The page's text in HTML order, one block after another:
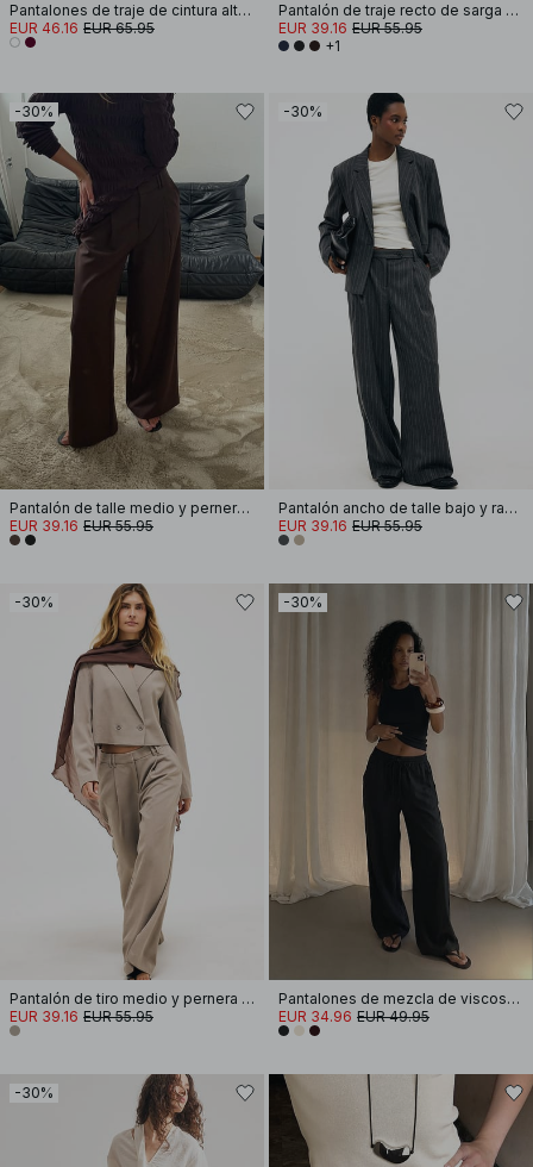
Pantalones de traje de cintura alta acampanados
EUR 46.16 EUR 65.95
Pantalón de traje recto de sarga de tiro medio
EUR 39.16 EUR 55.95
+1
-30%
Pantalón de talle medio y pernera ancha
EUR 39.16 EUR 55.95
-30%
Pantalón ancho de talle bajo y raya diplomática
EUR 39.16 EUR 55.95
-30%
Pantalón de tiro medio y pernera ancha
EUR 39.16 EUR 55.95
-30%
Pantalones de mezcla de viscosa anchos y de talle medio
EUR 34.96 EUR 49.95
-30%